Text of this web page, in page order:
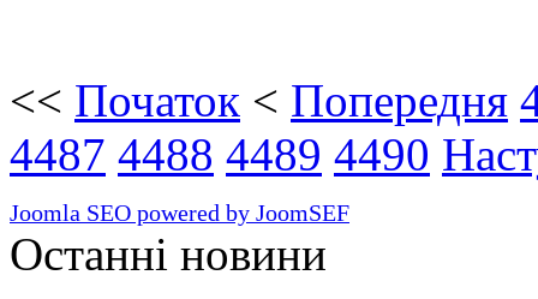
<< Початок < Попередня
4487 4488 4489 4490
Joomla SEO powered by JoomSEF
Останні новини